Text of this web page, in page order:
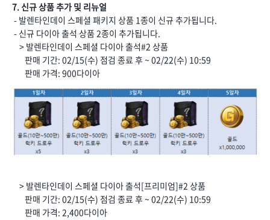
7. 신규 상품 추가 및 리뉴얼
- 발렌타인데이 스페셜 패키지 상품 1종이 신규 추가됩니다.
- 신규 다이아 출석 상품 2종이 추가됩니다.
> 발렌타인데이 스페셜 다이아 출석#2 상품
판매 기간: 02/15(수) 점검 종료 후 ~ 02/22(수) 10:59
판매 가격: 900다이아
> 발렌타인데이 스페셜 다이아 출석[프리미엄]#2 상품
판매 기간: 02/15(수) 점검 종료 후 ~ 02/22(수) 10:59
판매 가격: 2,400다이아